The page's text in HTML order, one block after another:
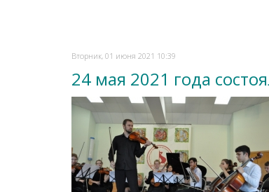
Вторник, 01 июня 2021 10:39
24 мая 2021 года